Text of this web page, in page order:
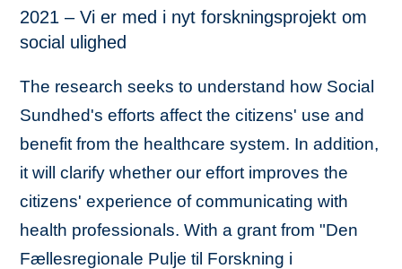
2021 – Vi er med i nyt forskningsprojekt om
social ulighed
The research seeks to understand how Social
Sundhed's efforts affect the citizens' use and
benefit from the healthcare system. In addition,
it will clarify whether our effort improves the
citizens' experience of communicating with
health professionals. With a grant from "Den
Fællesregionale Pulje til Forskning i